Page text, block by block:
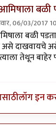
बळी
06/03/2017
बळी
दाखवायचे
तेथून बाहेर
लॉग इन